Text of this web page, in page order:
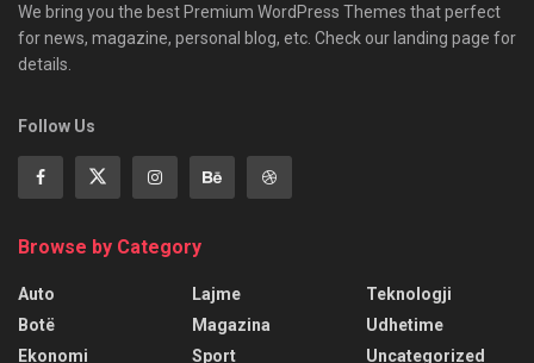
We bring you the best Premium WordPress Themes that perfect
for news, magazine, personal blog, etc. Check our landing page for
details.
Follow Us
Browse by Category
Auto
Botë
Ekonomi
Lajme
Magazina
Sport
Teknologji
Udhetime
Uncategorized